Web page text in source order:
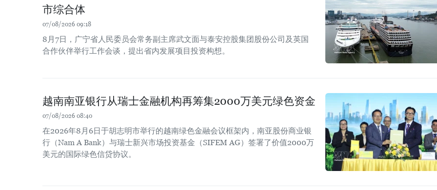
市综合体
07/08/2026 09:18
8月7日，广宁省人民委员会常务副主席武文面与泰安控股集团股份公司及英国
合作伙伴举行工作会谈，提出省内发展项目投资构想。
越南南亚银行从瑞士金融机构再筹集2000万美元绿色资金
07/08/2026 08:40
在2026年8月6日于胡志明市举行的越南绿色金融会议框架内，南亚股份商业银
行（Nam A Bank）与瑞士新兴市场投资基金（SIFEM AG）签署了价值2000万
美元的国际绿色信贷协议。